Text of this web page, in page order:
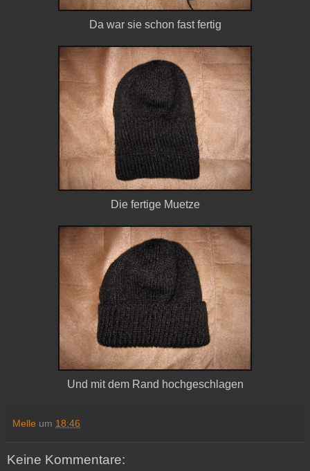
Da war sie schon fast fertig
Die fertige Muetze
Und mit dem Rand hochgeschlagen
Melle um 18:46
Keine Kommentare: